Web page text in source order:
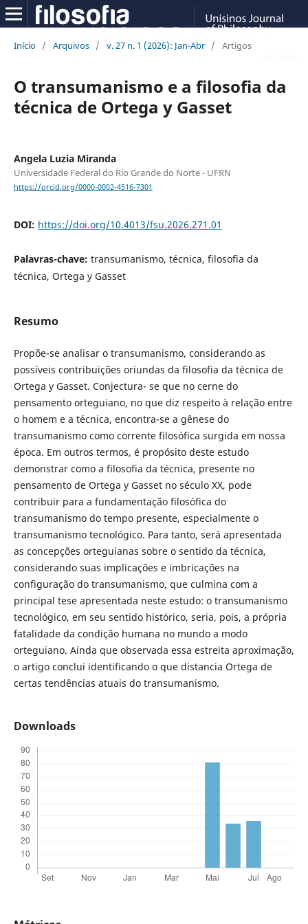
Início / Arquivos / v. 27 n. 1 (2026): Jan-Abr / Artigos
O transumanismo e a filosofia da
técnica de Ortega y Gasset
Angela Luzia Miranda
Universidade Federal do Rio Grande do Norte - UFRN
https://orcid.org/0000-0002-4516-7301
DOI: https://doi.org/10.4013/fsu.2026.271.01
Palavras-chave: transumanismo, técnica, filosofia da
técnica, Ortega y Gasset
Resumo
Propõe-se analisar o transumanismo, considerando as
possíveis contribuições oriundas da filosofia da técnica de
Ortega y Gasset. Conjectura- se que no cerne do
pensamento orteguiano, no que diz respeito à relação entre
o homem e a técnica, encontra-se a gênese do
transumanismo como corrente filosófica surgida em nossa
época. Em outros termos, é propósito deste estudo
demonstrar como a filosofia da técnica, presente no
pensamento de Ortega y Gasset no século XX, pode
contribuir para a fundamentação filosófica do
transumanismo do tempo presente, especialmente o
transumanismo tecnológico. Para tanto, será apresentada
as concepções orteguianas sobre o sentido da técnica,
considerando suas implicações e imbricações na
configuração do transumanismo, que culmina com a
principal tese apresentada neste estudo: o transumanismo
tecnológico, em seu sentido histórico, seria, pois, a própria
fatalidade da condição humana no mundo a modo
orteguiano. Ainda que observada essa estreita aproximação,
o artigo conclui identificando o que distancia Ortega de
certas tendências atuais do transumanismo.
Downloads